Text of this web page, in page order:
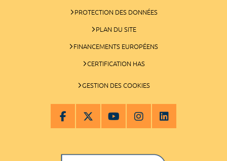
PROTECTION DES DONNÉES
PLAN DU SITE
FINANCEMENTS EUROPÉENS
CERTIFICATION HAS
GESTION DES COOKIES